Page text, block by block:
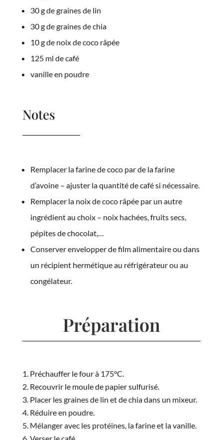
30 g de graines de lin
30 g de graines de chia
10 g de noix de coco râpée
125 ml de café
vanille en poudre
Notes
Remplacer la farine de coco par de la farine
d’avoine – ajuster la quantité de café si nécessaire.
Remplacer la noix de coco râpée par un autre
ingrédient au choix – noix hachées, fruits secs,
pépites de chocolat,…
Conserver envelopper de film alimentaire ou dans
un récipient hermétique au réfrigérateur ou au
congélateur.
Préparation
Préchauffer le four à 175°C.
Recouvrir le moule de papier sulfurisé.
Placer les graines de lin et de chia dans un mixeur.
Réduire en poudre.
Mélanger avec les protéines, la farine et la vanille.
Verser le café.